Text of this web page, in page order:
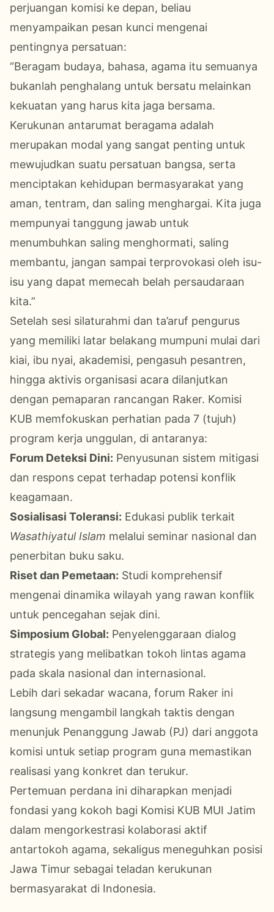
perjuangan komisi ke depan, beliau
menyampaikan pesan kunci mengenai
pentingnya persatuan:
“Beragam budaya, bahasa, agama itu semuanya
bukanlah penghalang untuk bersatu melainkan
kekuatan yang harus kita jaga bersama.
Kerukunan antarumat beragama adalah
merupakan modal yang sangat penting untuk
mewujudkan suatu persatuan bangsa, serta
menciptakan kehidupan bermasyarakat yang
aman, tentram, dan saling menghargai. Kita juga
mempunyai tanggung jawab untuk
menumbuhkan saling menghormati, saling
membantu, jangan sampai terprovokasi oleh isu-
isu yang dapat memecah belah persaudaraan
kita.”
Setelah sesi silaturahmi dan ta’aruf pengurus
yang memiliki latar belakang mumpuni mulai dari
kiai, ibu nyai, akademisi, pengasuh pesantren,
hingga aktivis organisasi acara dilanjutkan
dengan pemaparan rancangan Raker. Komisi
KUB memfokuskan perhatian pada 7 (tujuh)
program kerja unggulan, di antaranya:
Forum Deteksi Dini: Penyusunan sistem mitigasi
dan respons cepat terhadap potensi konflik
keagamaan.
Sosialisasi Toleransi: Edukasi publik terkait
Wasathiyatul Islam melalui seminar nasional dan
penerbitan buku saku.
Risetdan Pemetaan: Studi komprehensif
mengenai dinamika wilayah yang rawan konflik
untuk pencegahan sejak dini.
Simposium Global: Penyelenggaraan dialog
strategis yang melibatkan tokoh lintas agama
pada skala nasional dan internasional.
Lebih dari sekadar wacana, forum Raker ini
langsung mengambil langkah taktis dengan
menunjuk Penanggung Jawab (PJ) dari anggota
komisi untuk setiap program guna memastikan
realisasi yang konkret dan terukur.
Pertemuan perdana ini diharapkan menjadi
fondasi yang kokoh bagi Komisi KUB MUI Jatim
dalam mengorkestrasi kolaborasi aktif
antartokoh agama, sekaligus meneguhkan posisi
Jawa Timur sebagai teladan kerukunan
bermasyarakat di Indonesia.